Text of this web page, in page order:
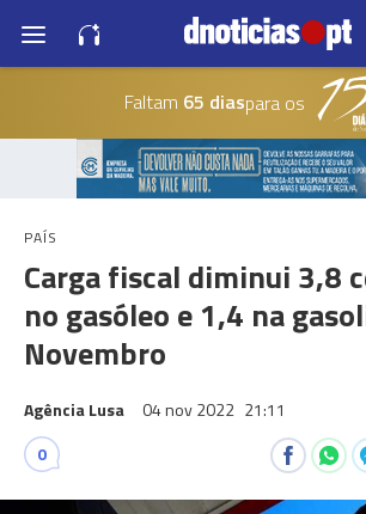
Faltam 65 diaspara os
PAÍS
Carga fiscal diminui 3,8
no gasóleo e 1,4 na
Novembro
Agência Lusa 04 nov 2022 21:11
0